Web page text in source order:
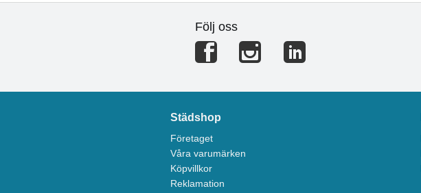
Följ oss
Städshop
Företaget
Våra varumärken
Köpvillkor
Reklamation